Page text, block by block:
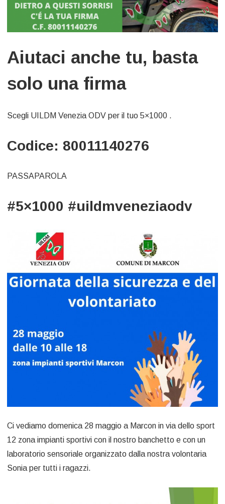
Aiutaci anche tu, basta
solo una firma
Scegli UILDM Venezia ODV per il tuo 5×1000 .
Codice: 80011140276
PASSAPAROLA
#5×1000 #uildmveneziaodv
Ci vediamo domenica 28 maggio a Marcon in via dello sport
12 zona impianti sportivi con il nostro banchetto e con un
laboratorio sensoriale organizzato dalla nostra volontaria
Sonia per tutti i ragazzi.